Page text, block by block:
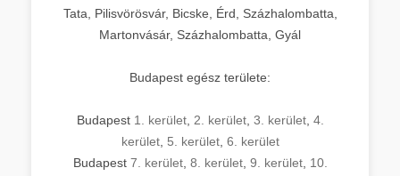
Tata, Pilisvörösvár, Bicske, Érd, Százhalombatta,
Martonvásár, Százhalombatta, Gyál
Budapest egész területe:
Budapest 1. kerület, 2. kerület, 3. kerület, 4.
kerület, 5. kerület, 6. kerület
Budapest 7. kerület, 8. kerület, 9. kerület, 10.